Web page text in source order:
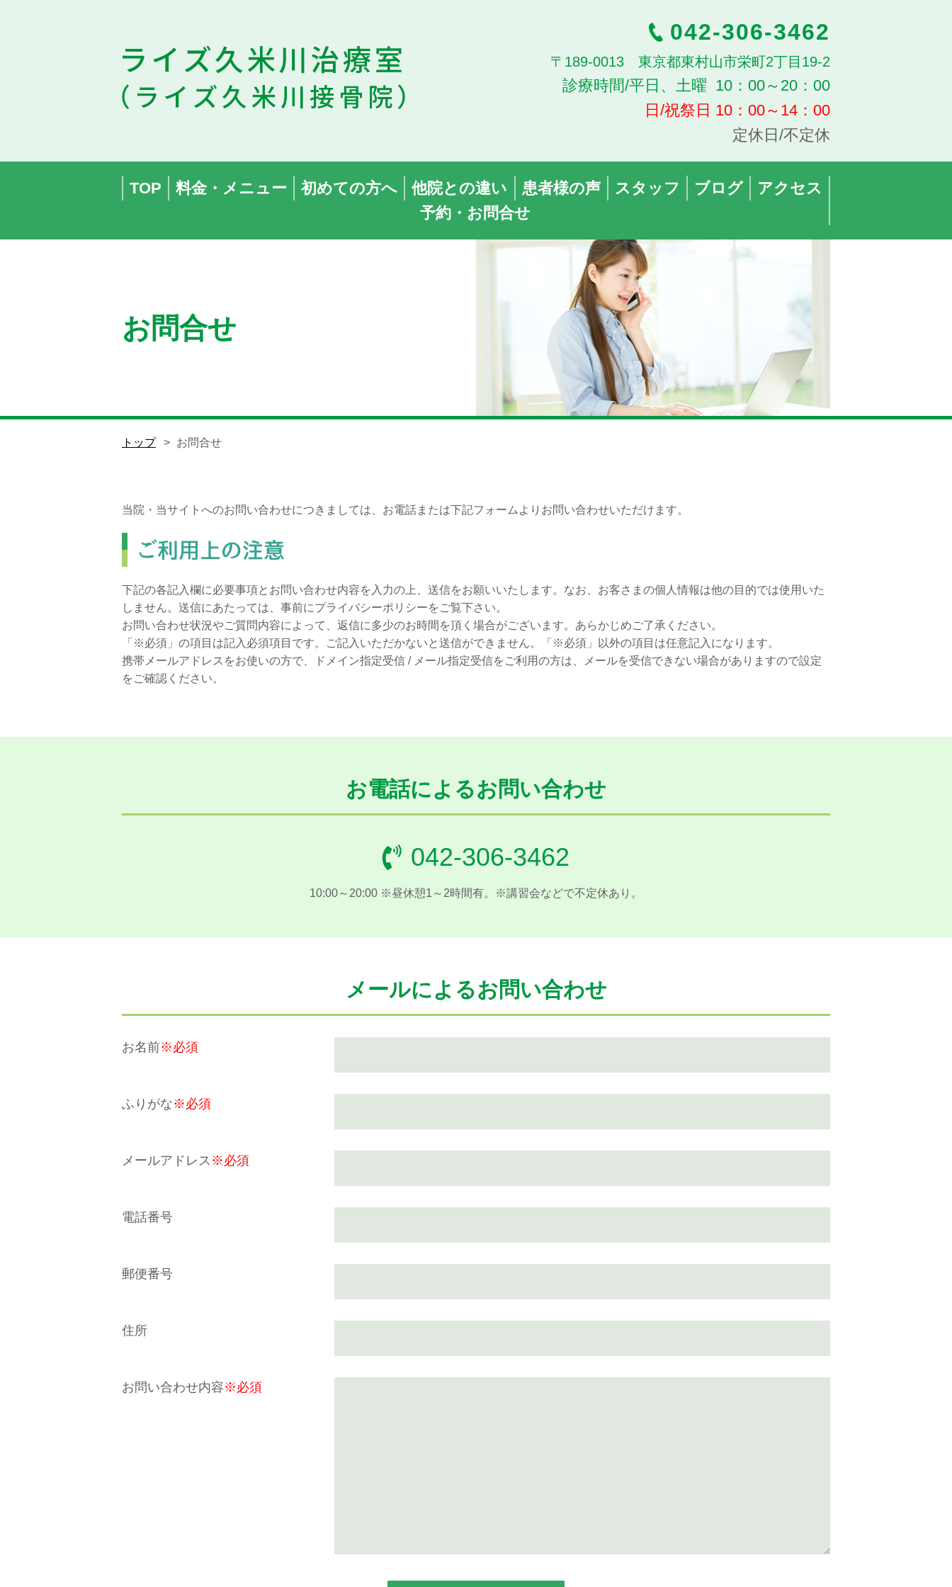
042-306-3462
〒189-0013 東京都東村山市栄町2丁目19-2
診療時間/平日、土曜 10：00～20：00
日/祝祭日 10：00～14：00
定休日/不定休
TOP 料金・メニュー 初めての方へ 他院との違い 患者様の声 スタッフ ブログ
アクセス
予約・お問合せ
お問合せ
トップ お問合せ
当院・当サイトへのお問い合わせにつきましては、お電話または下記フォームよりお問い合わせいただけます。
ご利用上の注意
下記の各記入欄に必要事項とお問い合わせ内容を入力の上、送信をお願いいたします。なお、お客さまの個人情報は他の目的では使用いた
しません。送信にあたっては、事前にプライバシーポリシーをご覧下さい。
お問い合わせ状況やご質問内容によって、返信に多少のお時間を頂く場合がございます。あらかじめご了承ください。
「※必須」の項目は記入必須項目です。ご記入いただかないと送信ができません。「※必須」以外の項目は任意記入になります。
携帯メールアドレスをお使いの方で、ドメイン指定受信 / メール指定受信をご利用の方は、メールを受信できない場合がありますので設定
をご確認ください。
お電話によるお問い合わせ
042-306-3462
10:00～20:00 ※昼休憩1～2時間有。※講習会などで不定休あり。
メールによるお問い合わせ
お名前※必須
ふりがな※必須
メールアドレス ※必須
電話番号
郵便番号
住所
お問い合わせ内容※必須